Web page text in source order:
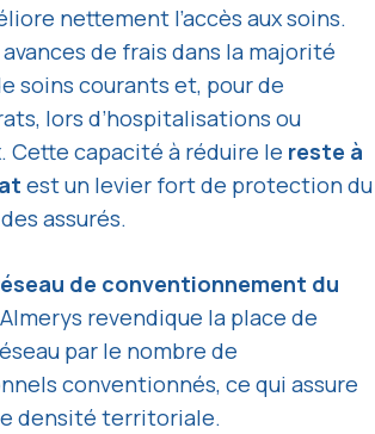
nettement l’accès aux soins.
de frais dans la majorité
soins courants et, pour de
lors d’hospitalisations ou
Cette capacité à réduire le reste à
est un levier fort de protection du
assurés.
de conventionnement du
revendique la place de
par le nombre de
conventionnés, ce qui assure
densité territoriale.